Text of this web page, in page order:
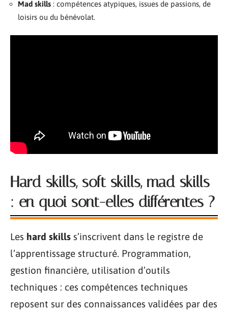
Mad skills : compétences atypiques, issues de passions, de
loisirs ou du bénévolat.
Hard skills, soft skills, mad skills
: en quoi sont-elles différentes ?
Les hard skills s’inscrivent dans le registre de
l’apprentissage structuré. Programmation,
gestion financière, utilisation d’outils
techniques : ces compétences techniques
reposent sur des connaissances validées par des